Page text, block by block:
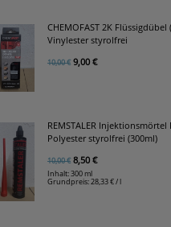
CHEMOFAST 2K Flüssigdübel
Vinylester styrolfrei
10,00 € 9,00 €
REMSTALER Injektionsmörtel
Polyester styrolfrei (300ml)
10,00 € 8,50 €
Inhalt: 300 ml
Grundpreis:28,33 € / l